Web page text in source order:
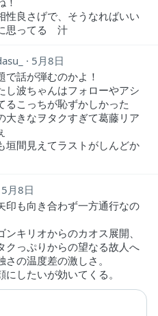
性良さげで、そうなればいい
思ってる 汁
5月8日
で話が弾むのかよ！
し波ちゃんはフォローやアシ
るこっちが恥ずかしかった
大きなヲタクすぎて葛藤リア
垣間見えてラストがしんどか
5月8日
印も向き合わず一方通行なの
キリオからのカオス展開、
クっぷりからの望なる故人へ
の温度差の激しさ。
したいが効いてくる。